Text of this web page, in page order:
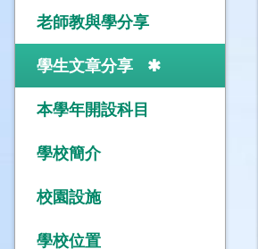
老師教與學分享
學生文章分享
本學年開設科目
學校簡介
校園設施
學校位置